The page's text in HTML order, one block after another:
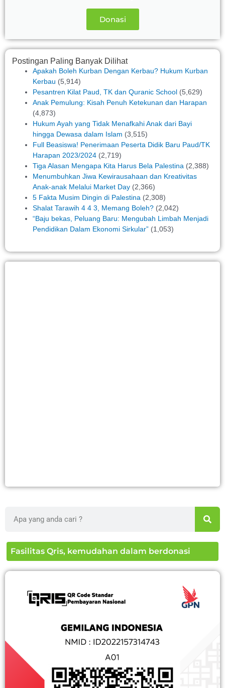
Donasi
Postingan Paling Banyak Dilihat
Apakah Boleh Kurban Dengan Kerbau? Hukum Kurban
Kerbau (5,914)
Pesantren Kilat Paud, TK dan Quranic School (5,629)
Anak Pemulung: Kisah Penuh Ketekunan dan Harapan
(4,873)
Hukum Ayah yang Tidak Menafkahi Anak dari Bayi
hingga Dewasa dalam Islam (3,515)
Full Beasiswa! Penerimaan Peserta Didik Baru Paud/TK
Harapan 2023/2024 (2,719)
Tiga Alasan Mengapa Kita Harus Bela Palestina (2,388)
Menumbuhkan Jiwa Kewirausahaan dan Kreativitas
Anak-anak Melalui Market Day (2,366)
5 Fakta Musim Dingin di Palestina (2,308)
Shalat Tarawih 4 4 3, Memang Boleh? (2,042)
“Baju bekas, Peluang Baru: Mengubah Limbah Menjadi
Pendidikan Dalam Ekonomi Sirkular” (1,053)
Fasilitas Qris, kemudahan dalam berdonasi